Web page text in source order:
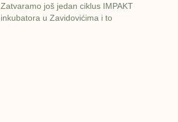
Zatvaramo još jedan ciklus IMPAKT
inkubatora u Zavidovićima i to